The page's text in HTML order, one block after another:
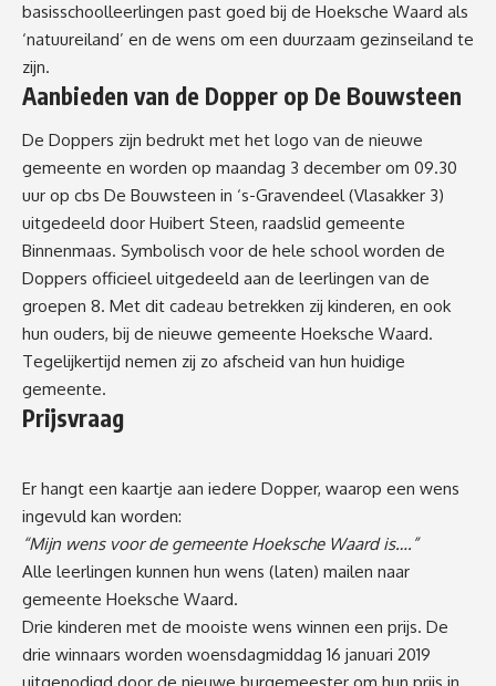
basisschoolleerlingen past goed bij de Hoeksche Waard als
‘natuureiland’ en de wens om een duurzaam gezinseiland te
zijn.
Aanbieden van de Dopper op De Bouwsteen
De Doppers zijn bedrukt met het logo van de nieuwe
gemeente en worden op maandag 3 december om 09.30
uur op cbs De Bouwsteen in ‘s-Gravendeel (Vlasakker 3)
uitgedeeld door Huibert Steen, raadslid gemeente
Binnenmaas. Symbolisch voor de hele school worden de
Doppers officieel uitgedeeld aan de leerlingen van de
groepen 8. Met dit cadeau betrekken zij kinderen, en ook
hun ouders, bij de nieuwe gemeente Hoeksche Waard.
Tegelijkertijd nemen zij zo afscheid van hun huidige
gemeente.
Prijsvraag
Er hangt een kaartje aan iedere Dopper, waarop een wens
ingevuld kan worden:
“Mijn wens voor de gemeente Hoeksche Waard is….”
Alle leerlingen kunnen hun wens (laten) mailen naar
gemeente Hoeksche Waard.
Drie kinderen met de mooiste wens winnen een prijs. De
drie winnaars worden woensdagmiddag 16 januari 2019